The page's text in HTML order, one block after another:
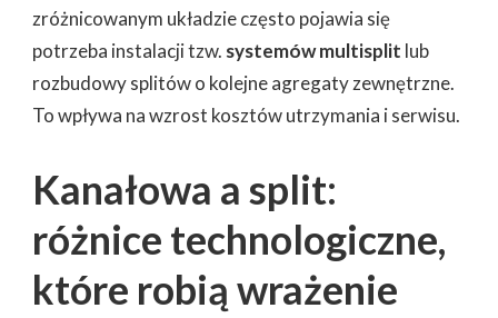
zróżnicowanym układzie często pojawia się
potrzeba instalacji tzw. systemów multisplit lub
rozbudowy splitów o kolejne agregaty zewnętrzne.
To wpływa na wzrost kosztów utrzymania i serwisu.
Kanałowa a split:
różnice technologiczne,
które robią wrażenie